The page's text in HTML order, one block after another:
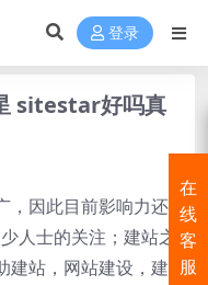
登录
sitestar好吗真
，因此目前影响力还
人士的关注；建站之
站，网站建设，建
在
线
客
服